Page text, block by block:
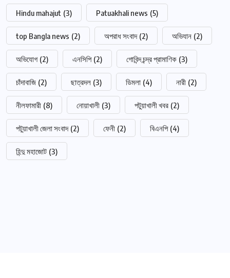
Hindu mahajut (3) Patuakhali news (5)
top Bangla news (2) অপরাধ সংবাদ (2) অভিযান (2)
অভিযোগ (2) এনসিপি (2) গোবিন্দ চন্দ্র প্রামাণিক (3)
চাঁদাবাজি (2) ছাত্রদল (3) ডিমলা (4) নারী (2)
নীলফামারী (8) নোয়াখালী (3) পটুয়াখালী খবর (2)
পটুয়াখালী জেলা সংবাদ (2) ফেনী (2) বিএনপি (4)
হিন্দু মহাজোট (3)